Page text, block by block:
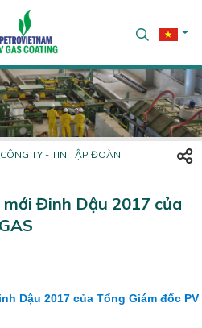
TY - TIN TẬP ĐOÀN
Đinh Dậu 2017 của
Dậu 2017 của Tổng Giám đốc PV